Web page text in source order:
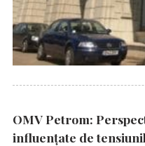
OMV Petrom:
influențate de